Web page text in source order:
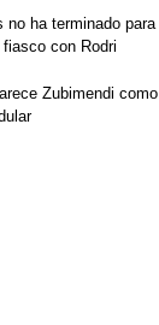
no ha terminado para
con Rodri
Zubimendi como